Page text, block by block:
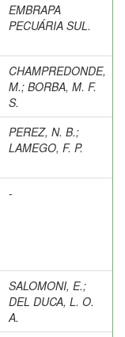
EMBRAPA
PECUÁRIA SUL.
CHAMPREDONDE,
M.; BORBA, M. F.
S.
PEREZ, N. B.;
LAMEGO, F. P.
-
SALOMONI, E.;
DEL DUCA, L. O.
A.